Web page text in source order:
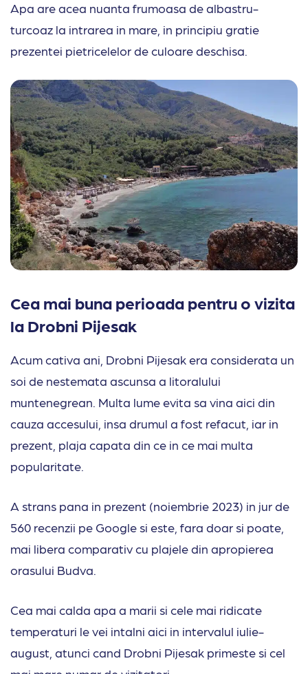
Apa are acea nuanta frumoasa de albastru-
turcoaz la intrarea in mare, in principiu gratie
prezentei pietricelelor de culoare deschisa.
Cea mai buna perioada pentru o vizita
la Drobni Pijesak
Acum cativa ani, Drobni Pijesak era considerata un
soi de nestemata ascunsa a litoralului
muntenegrean. Multa lume evita sa vina aici din
cauza accesului, insa drumul a fost refacut, iar in
prezent, plaja capata din ce in ce mai multa
popularitate.
A strans pana in prezent (noiembrie 2023) in jur de
560 recenzii pe Google si este, fara doar si poate,
mai libera comparativ cu plajele din apropierea
orasului Budva.
Cea mai calda apa a marii si cele mai ridicate
temperaturi le vei intalni aici in intervalul iulie-
august, atunci cand Drobni Pijesak primeste si cel